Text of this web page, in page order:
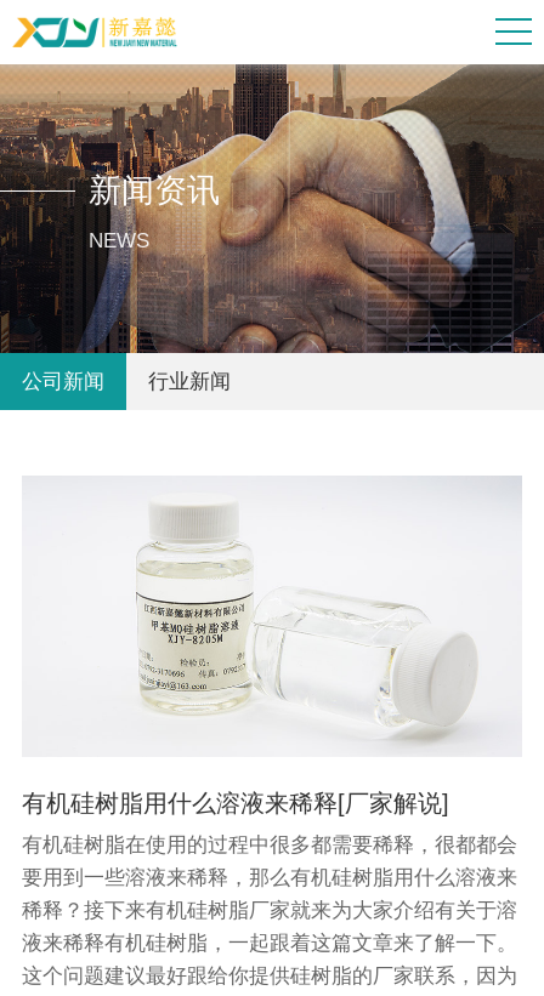
新闻资讯
NEWS
公司新闻 行业新闻
有机硅树脂用什么溶液来稀释[厂家解说]
有机硅树脂在使用的过程中很多都需要稀释，很都都会
要用到一些溶液来稀释，那么有机硅树脂用什么溶液来
稀释？接下来有机硅树脂厂家就来为大家介绍有关于溶
液来稀释有机硅树脂，一起跟着这篇文章来了解一下。
这个问题建议最好跟给你提供硅树脂的厂家联系，因为